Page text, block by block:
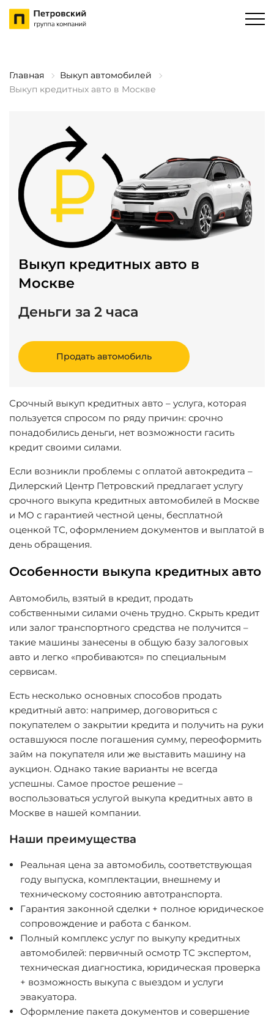
Главная
Выкуп автомобилей
Выкуп кредитных авто в Москве
Выкуп кредитных авто в
Москве
Деньги за 2 часа
Продать автомобиль
Срочный выкуп кредитных авто – услуга, которая
пользуется спросом по ряду причин: срочно
понадобились деньги, нет возможности гасить
кредит своими силами.
Если возникли проблемы с оплатой автокредита –
Дилерский Центр Петровский предлагает услугу
срочного выкупа кредитных автомобилей в Москве
и МО с гарантией честной цены, бесплатной
оценкой ТС, оформлением документов и выплатой в
день обращения.
Особенности выкупа кредитных авто
Автомобиль, взятый в кредит, продать
собственными силами очень трудно. Скрыть кредит
или залог транспортного средства не получится –
такие машины занесены в общую базу залоговых
авто и легко «пробиваются» по специальным
сервисам.
Есть несколько основных способов продать
кредитный авто: например, договориться с
покупателем о закрытии кредита и получить на руки
оставшуюся после погашения сумму, переоформить
займ на покупателя или же выставить машину на
аукцион. Однако такие варианты не всегда
успешны. Самое простое решение –
воспользоваться услугой выкупа кредитных авто в
Москве в нашей компании.
Наши преимущества
Реальная цена за автомобиль, соответствующая
году выпуска, комплектации, внешнему и
техническому состоянию автотранспорта.
Гарантия законной сделки + полное юридическое
сопровождение и работа с банком.
Полный комплекс услуг по выкупу кредитных
автомобилей: первичный осмотр ТС экспертом,
техническая диагностика, юридическая проверка
+ возможность выкупа с выездом и услуги
эвакуатора.
Оформление пакета документов и совершение